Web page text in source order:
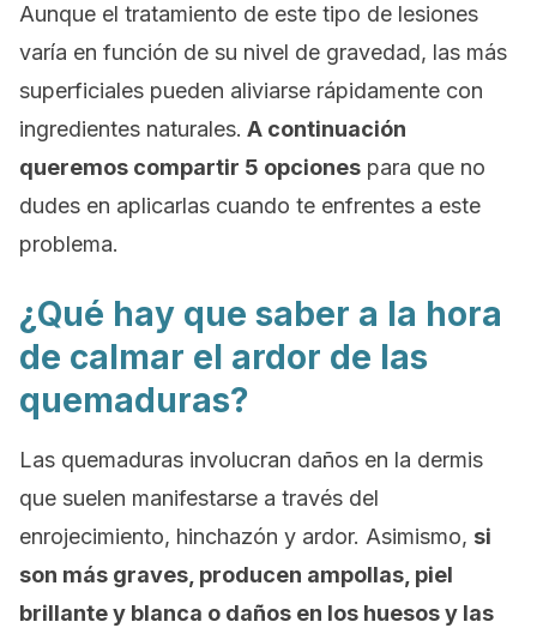
Aunque el tratamiento de este tipo de lesiones
varía en función de su nivel de gravedad, las más
superficiales pueden aliviarse rápidamente con
ingredientes naturales. A continuación
queremos compartir 5 opciones para que no
dudes en aplicarlas cuando te enfrentes a este
problema.
¿Qué hay que saber a la hora
de calmar el ardor de las
quemaduras?
Las quemaduras involucran daños en la dermis
que suelen manifestarse a través del
enrojecimiento, hinchazón y ardor. Asimismo, si
son más graves, producen ampollas, piel
brillante y blanca o daños en los huesos y las